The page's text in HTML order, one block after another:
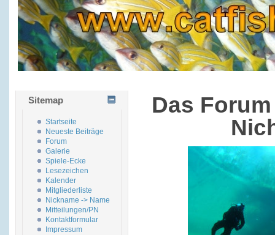
Sitemap
Startseite
Neueste Beiträge
Forum
Galerie
Spiele-Ecke
Lesezeichen
Kalender
Mitgliederliste
Nickname -> Name
Mitteilungen/PN
Kontaktformular
Impressum
Das